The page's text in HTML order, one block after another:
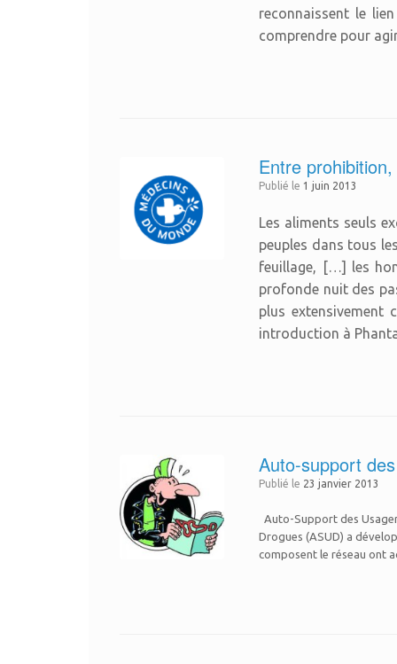
reconnaissent le
comprendre pour
Entre
Publié le 1 juin 2013
Les aliments seuls
peuples dans tous
feuillage, […] les
profonde nuit des
plus extensivement
introduction à
Auto-support
Publié le 23 janvier 2013
Auto-Support des
Drogues (ASUD) a
composent le réseau ont